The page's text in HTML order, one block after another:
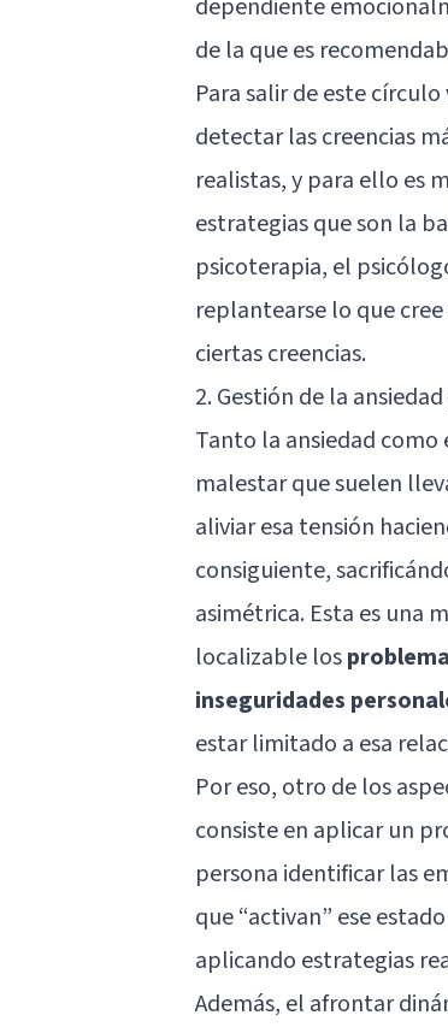
dependiente
de la que es
Para salir de este
detectar las creencias
realistas, y para ello es
estrategias que son la
psicoterapia, el
replantearse lo que
ciertas creencias.
2. Gestión de la
Tanto la ansiedad
malestar que suelen
aliviar esa tensión
consiguiente,
asimétrica. Esta es una
localizable los
inseguridades
estar limitado a esa
Por eso, otro de los
consiste en aplicar un
persona identificar las
que “activan” ese
aplicando estrategias
Además, el afrontar